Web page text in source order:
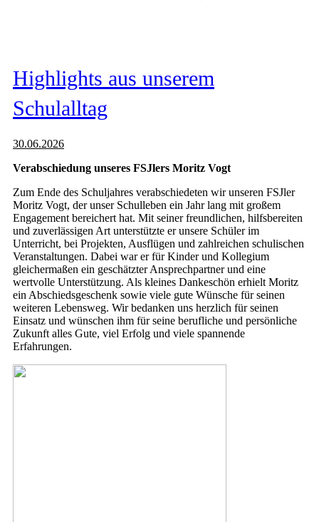
Highlights aus unserem
Schulalltag
30.06.2026
Verabschiedung unseres FSJlers Moritz Vogt
Zum Ende des Schuljahres verabschiedeten wir unseren FSJler
Moritz Vogt, der unser Schulleben ein Jahr lang mit großem
Engagement bereichert hat. Mit seiner freundlichen, hilfsbereiten
und zuverlässigen Art unterstützte er unsere Schüler im
Unterricht, bei Projekten, Ausflügen und zahlreichen schulischen
Veranstaltungen. Dabei war er für Kinder und Kollegium
gleichermaßen ein geschätzter Ansprechpartner und eine
wertvolle Unterstützung. Als kleines Dankeschön erhielt Moritz
ein Abschiedsgeschenk sowie viele gute Wünsche für seinen
weiteren Lebensweg. Wir bedanken uns herzlich für seinen
Einsatz und wünschen ihm für seine berufliche und persönliche
Zukunft alles Gute, viel Erfolg und viele spannende
Erfahrungen.